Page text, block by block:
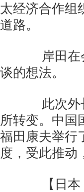
太经济合作组
道路。
岸田在会
谈的想法。
此次外长
所转变。中国
福田康夫举行
度，受此推动
【日本《